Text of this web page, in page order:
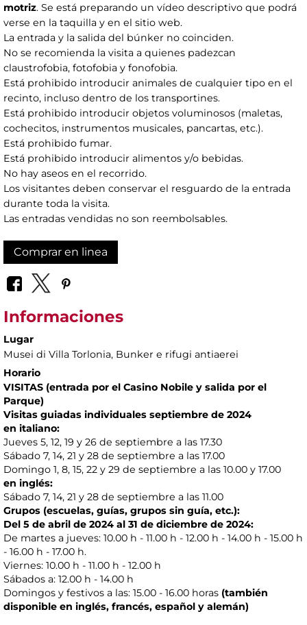
motriz. Se está preparando un vídeo descriptivo que podrá
verse en la taquilla y en el sitio web.
La entrada y la salida del búnker no coinciden.
No se recomienda la visita a quienes padezcan
claustrofobia, fotofobia y fonofobia.
Está prohibido introducir animales de cualquier tipo en el
recinto, incluso dentro de los transportines.
Está prohibido introducir objetos voluminosos (maletas,
cochecitos, instrumentos musicales, pancartas, etc.).
Está prohibido fumar.
Está prohibido introducir alimentos y/o bebidas.
No hay aseos en el recorrido.
Los visitantes deben conservar el resguardo de la entrada
durante toda la visita.
Las entradas vendidas no son reembolsables.
Comprar en linea
Informaciones
Lugar
Musei di Villa Torlonia, Bunker e rifugi antiaerei
Horario
VISITAS (entrada por el Casino Nobile y salida por el
Parque)
Visitas guiadas individuales septiembre de 2024
en italiano:
Jueves 5, 12, 19 y 26 de septiembre a las 17.30
Sábado 7, 14, 21 y 28 de septiembre a las 17.00
Domingo 1, 8, 15, 22 y 29 de septiembre a las 10.00 y 17.00
en inglés:
Sábado 7, 14, 21 y 28 de septiembre a las 11.00
Grupos (escuelas, guías, grupos sin guía, etc.):
Del 5 de abril de 2024 al 31 de diciembre de 2024:
De martes a jueves: 10.00 h - 11.00 h - 12.00 h - 14.00 h - 15.00 h
- 16.00 h - 17.00 h.
Viernes: 10.00 h - 11.00 h - 12.00 h
Sábados a: 12.00 h - 14.00 h
Domingos y festivos a las: 15.00 - 16.00 horas (también
disponible en inglés, francés, español y alemán)